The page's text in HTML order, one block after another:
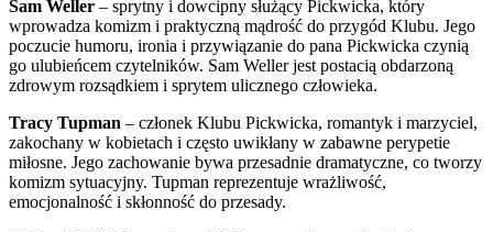
Sam Weller – sprytny i dowcipny służący Pickwicka, który
wprowadza komizm i praktyczną mądrość do przygód Klubu. Jego
poczucie humoru, ironia i przywiązanie do pana Pickwicka czynią
go ulubieńcem czytelników. Sam Weller jest postacią obdarzoną
zdrowym rozsądkiem i sprytem ulicznego człowieka.
Tracy Tupman – członek Klubu Pickwicka, romantyk i marzyciel,
zakochany w kobietach i często uwikłany w zabawne perypetie
miłosne. Jego zachowanie bywa przesadnie dramatyczne, co tworzy
komizm sytuacyjny. Tupman reprezentuje wrażliwość,
emocjonalność i skłonność do przesady.